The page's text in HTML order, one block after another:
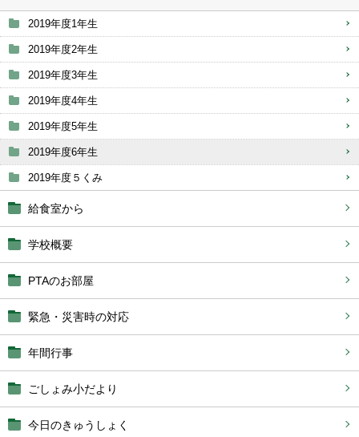
2019年度1年生
2019年度2年生
2019年度3年生
2019年度4年生
2019年度5年生
2019年度6年生
2019年度５くみ
給食室から
学校概要
PTAのお部屋
緊急・災害時の対応
年間行事
ごしょみ小だより
今日のきゅうしょく